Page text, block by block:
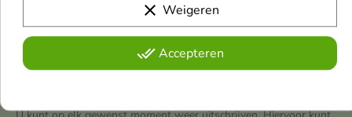
Ontvang ons laatste nieuws en
aanbiedingen
clear Weigeren
done_all Accepteren